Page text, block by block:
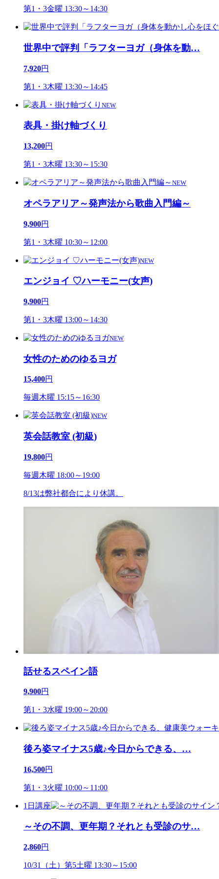
第1・3金曜 13:30～14:30
世界中で評判「ラフターヨガ（身体を動…
7,920円
第1・3木曜 13:30～14:45
NEW
表具・掛け軸づくり
13,200円
第1・3木曜 13:30～15:30
NEW
オペラアリア～発声法から歌曲入門編～
9,900円
第1・3木曜 10:30～12:00
NEW
エンジョイ ♡ハーモニー(女声)
9,900円
第1・3木曜 13:00～14:30
NEW
女性のためのゆるヨガ
15,400円
毎週木曜 15:15～16:30
NEW
英会話教室 (初級)
19,800円
毎週木曜 18:00～19:00
8/13は弊社都合により休講。
話せるスペイン語
9,900円
第1・3水曜 19:00～20:00
後ろ姿マイナス5歳♪今日からできる、 …
16,500円
第1・3火曜 10:00～11:00
1日講座
～その不調、更年期？それとも受診のサ…
2,860円
10/31（土）第5土曜 13:30～15:00